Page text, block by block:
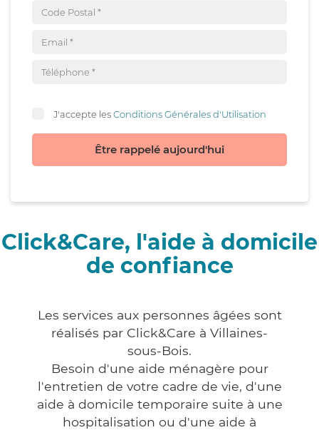
J'accepte lesConditions Générales d'Utilisation
Être rappelé aujourd'hui
Click&Care, l'aide à domicile
de confiance
Les services aux personnes âgées sont
réalisés par Click&Care à Villaines-
sous-Bois.
Besoin d'une aide ménagère pour
l'entretien de votre cadre de vie, d'une
aide à domicile temporaire suite à une
hospitalisation ou d'une aide à